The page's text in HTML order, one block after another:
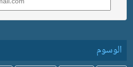
الوسوم